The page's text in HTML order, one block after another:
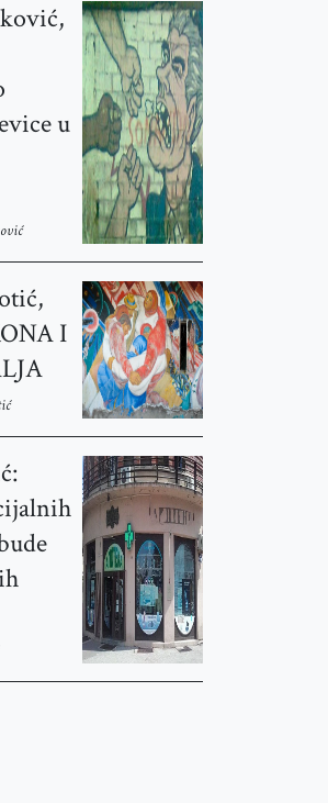
u
I